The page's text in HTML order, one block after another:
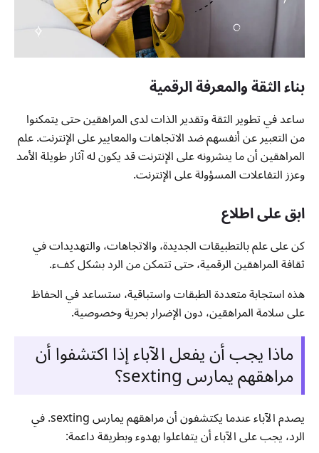
بناء الثقة والمعرفة الرقمية
ساعد في تطوير الثقة وتقدير الذات لدى المراهقين حتى يتمكنوا
من التعبير عن أنفسهم ضد الاتجاهات والمعايير على الإنترنت. علم
المراهقين أن ما ينشرونه على الإنترنت قد يكون له آثار طويلة الأمد
وعزز التفاعلات المسؤولة على الإنترنت.
ابق على اطلاع
كن على علم بالتطبيقات الجديدة، والاتجاهات، والتهديدات في
ثقافة المراهقين الرقمية، حتى تتمكن من الرد بشكل كفء.
هذه استجابة متعددة الطبقات واستباقية، ستساعد في الحفاظ
على سلامة المراهقين، دون الإضرار بحرية وخصوصية.
ماذا يجب أن يفعل الآباء إذا اكتشفوا أن
مراهقهم يمارس sexting؟
يصدم الآباء عندما يكتشفون أن مراهقهم يمارس sexting. في
الرد، يجب على الآباء أن يتفاعلوا بهدوء وبطريقة داعمة: